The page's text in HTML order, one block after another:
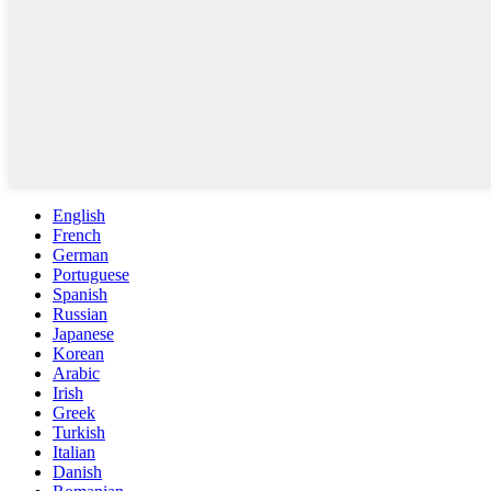
English
French
German
Portuguese
Spanish
Russian
Japanese
Korean
Arabic
Irish
Greek
Turkish
Italian
Danish